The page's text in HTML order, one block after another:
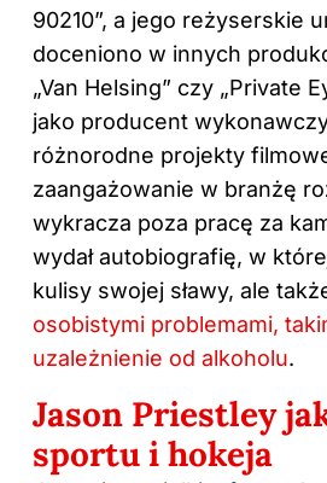
90210”, a jego reżyserskie
doceniono w innych
„Van Helsing” czy „Private
jako producent
różnorodne projekty
zaangażowanie w branżę
wykracza poza pracę za
wydał autobiografię, w
kulisy swojej sławy, ale
osobistymi problemami,
uzależnienie od alkoholu.
Jason Priestley
sportu i hokeja